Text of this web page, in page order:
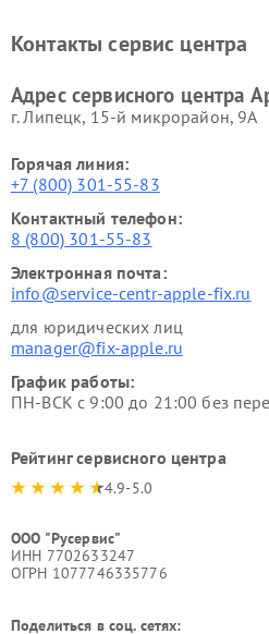
Контакты сервис центра
Адрес сервисного центра
г. Липецк, 15-й микрорайон, 9А
Горячая линия:
+7 (800) 301-55-83
Контактный телефон:
8 (800) 301-55-83
Электронная почта:
info@service-centr-apple-fix.ru
для юридических лиц
manager@fix-apple.ru
График работы:
ПН-ВСК с 9:00 до 21:00 без
Рейтинг сервисного центра
4.9-5.0
ООО "Русервис"
ИНН 7702633247
ОГРН 1077746335776
Поделиться в соц. сетях: